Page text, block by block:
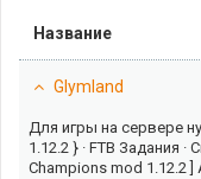
Название
Glymland
Для игры на сервере
1.12.2 } · FTB Задания
Champions mod 1.12.2